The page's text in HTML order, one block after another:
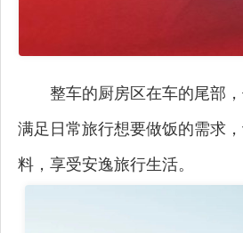
整车的厨房区在车的尾部
满足日常旅行想要做饭的需求
料，享受安逸旅行生活。